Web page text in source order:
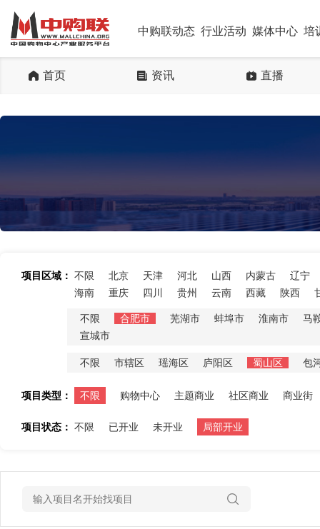
中购联动态 行业活动 媒体中心 培
首页 资讯 直播
项目区域： 不限 北京 天津 河北 山西 内蒙古
辽宁
海南
重庆 四川 贵州 云南 西藏 陕西
不限 合肥市 芜湖市 蚌埠市 淮南市
马
宣城市
不限 市辖区 瑶海区 庐阳区 蜀山区 包
项目类型： 不限 购物中心 主题商业 社区商业 商业街
项目状态： 不限 已开业 未开业 局部开业